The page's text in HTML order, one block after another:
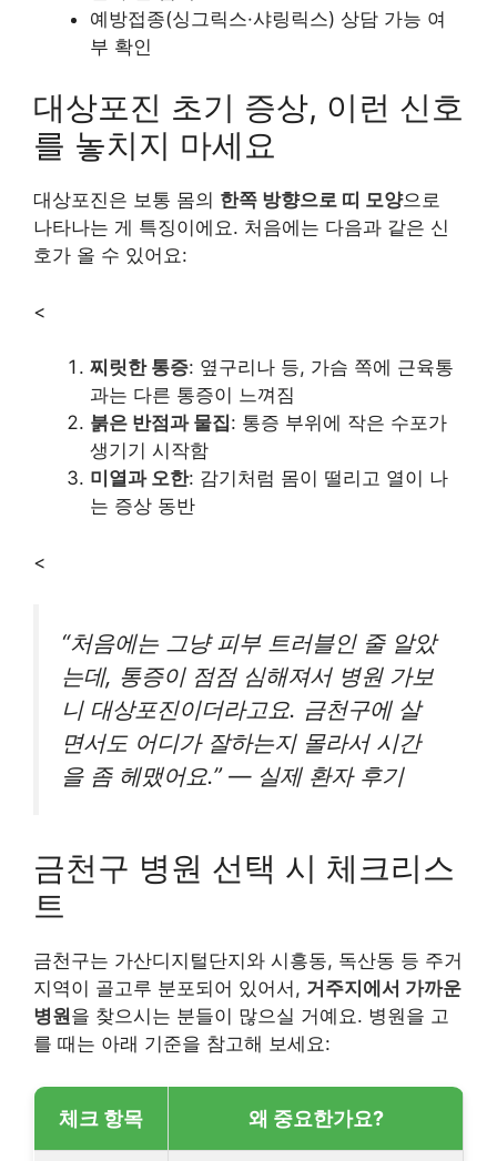
예방접종(싱그릭스·샤링릭스) 상담 가능 여
부 확인
대상포진 초기 증상, 이런 신호
를 놓치지 마세요
대상포진은 보통 몸의 한쪽 방향으로 띠 모양으로
나타나는 게 특징이에요. 처음에는 다음과 같은 신
호가 올 수 있어요:
<
찌릿한 통증: 옆구리나 등, 가슴 쪽에 근육통
과는 다른 통증이 느껴짐
붉은 반점과 물집: 통증 부위에 작은 수포가
생기기 시작함
미열과 오한: 감기처럼 몸이 떨리고 열이 나
는 증상 동반
<
“처음에는 그냥 피부 트러블인 줄 알았
는데, 통증이 점점 심해져서 병원 가보
니 대상포진이더라고요. 금천구에 살
면서도 어디가 잘하는지 몰라서 시간
을 좀 헤맸어요.” — 실제 환자 후기
금천구 병원 선택 시 체크리스
트
금천구는 가산디지털단지와 시흥동, 독산동 등 주거
지역이 골고루 분포되어 있어서, 거주지에서 가까운
병원을 찾으시는 분들이 많으실 거예요. 병원을 고
를 때는 아래 기준을 참고해 보세요:
체크 항목 왜 중요한가요?